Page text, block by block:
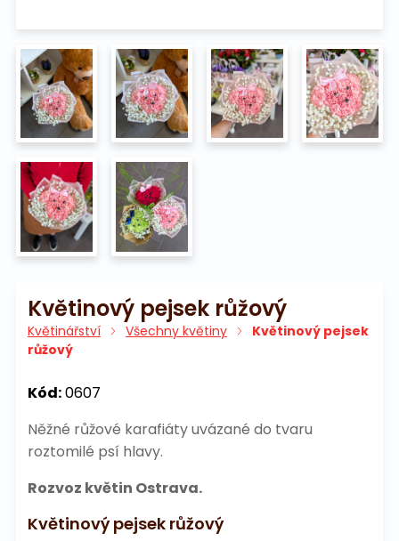
Květinový pejsek růžový
Květinářství Všechny květiny
Květinový pejsek
růžový
Kód:0607
Něžné růžové karafiáty uvázané do tvaru
roztomilé psí hlavy.
Rozvoz květin Ostrava.
Květinový pejsek růžový